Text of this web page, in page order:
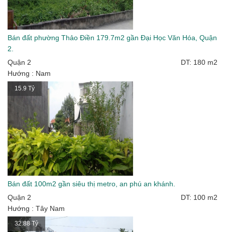
Bán đất phường Thảo Điền 179.7m2 gần Đại Học Văn Hóa, Quận
2.
Quận 2
DT: 180 m2
Hướng : Nam
15.9 Tỷ
Bán đất 100m2 gần siêu thị metro, an phú an khánh.
Quận 2
DT: 100 m2
Hướng : Tây Nam
32.88 Tỷ